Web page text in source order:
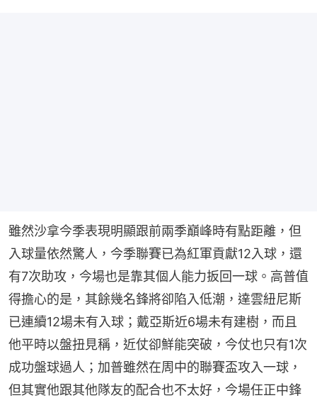
雖然沙拿今季表現明顯跟前兩季巔峰時有點距離，但
入球量依然驚人，今季聯賽已為紅軍貢獻12入球，還
有7次助攻，今場也是靠其個人能力扳回一球。高普值
得擔心的是，其餘幾名鋒將卻陷入低潮，達雲紐尼斯
已連續12場未有入球；戴亞斯近6場未有建樹，而且
他平時以盤扭見稱，近仗卻鮮能突破，今仗也只有1次
成功盤球過人；加普雖然在周中的聯賽盃攻入一球，
但其實他跟其他隊友的配合也不太好，今場任正中鋒